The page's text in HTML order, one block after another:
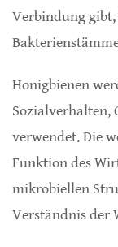
Verbindung
Honigbienen
Sozialverhalten,
verwendet. Die
Funktion des
mikrobiellen
Verständnis der